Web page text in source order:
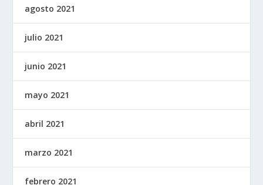
agosto 2021
julio 2021
junio 2021
mayo 2021
abril 2021
marzo 2021
febrero 2021